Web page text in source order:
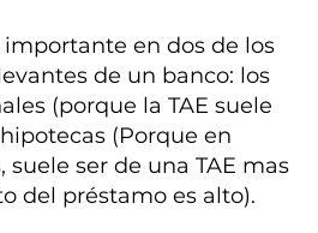
en dos de los
de un banco: los
(porque la TAE suele
(Porque en
ser de una TAE mas
del préstamo es alto).